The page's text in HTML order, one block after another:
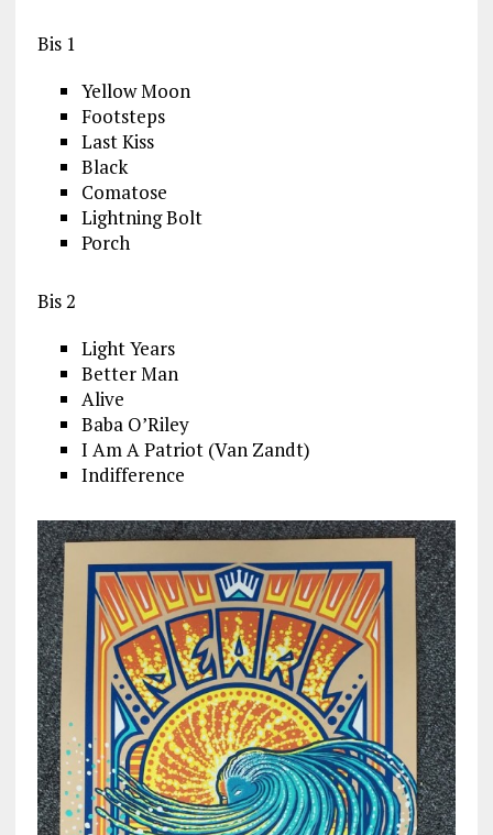
Bis 1
Yellow Moon
Footsteps
Last Kiss
Black
Comatose
Lightning Bolt
Porch
Bis 2
Light Years
Better Man
Alive
Baba O’Riley
I Am A Patriot (Van Zandt)
Indifference